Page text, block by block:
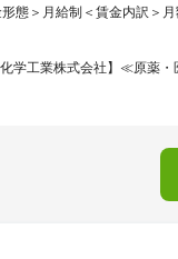
態＞月給制＜賃金内訳＞
学工業株式会社】≪原薬